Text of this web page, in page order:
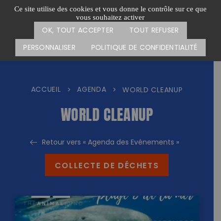
Ce site utilise des cookies et vous donne le contrôle sur ce que
vous souhaitez activer
OK, TOUT ACCEPTER
TOUT REFUSER
PERSONNALISER
POLITIQUE DE CONFIDENTIALITÉ
Passer
Menu
CARTE DES ACTIONS FAIRE UN DON
ACCUEIL > AGENDA > WORLD CLEANUP
WORLD CLEANUP
Retour vers « Agenda des Evénements »
COLLECTE DE DÉCHETS